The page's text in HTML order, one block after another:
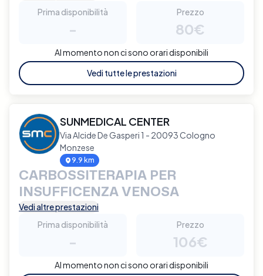
Prima disponibilità
-
Prezzo
80€
Al momento non ci sono orari disponibili
Vedi tutte le prestazioni
SUNMEDICAL CENTER
Via Alcide De Gasperi 1 - 20093 Cologno
Monzese
9.9 km
CARBOSSITERAPIA PER
INSUFFICENZA VENOSA
Vedi altre prestazioni
Prima disponibilità
-
Prezzo
106€
Al momento non ci sono orari disponibili